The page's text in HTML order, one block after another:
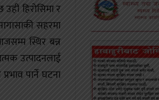
हिरोसिमा र
सहरमा
स्थिर बन्न
उत्पादनलाई
पार्ने घटना